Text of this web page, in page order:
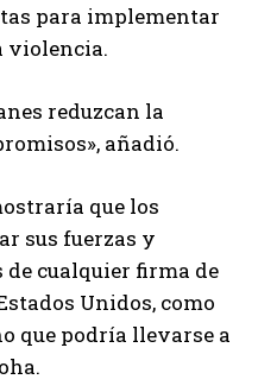
para implementar
violencia.
reduzcan la
añadió.
que los
sus fuerzas y
de cualquier firma de
Unidos, como
que podría llevarse a